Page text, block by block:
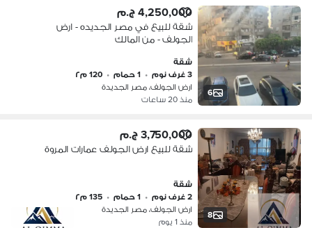
6
4,250,000 ج.م
شقة للبيع في مصر الجديده - ارض
الجولف - من المالك
شقة
3 غرف نوم
• 1 حمام • 120 م٢
ارض الجولف، مصر الجديدة
منذ 20 ساعات
8
3,750,000 ج.م
شقة للبيع ارض الجولف عمارات المروة
شقة
2 غرف نوم
• 1 حمام • 135 م٢
ارض الجولف، مصر الجديدة
منذ 1 يوم